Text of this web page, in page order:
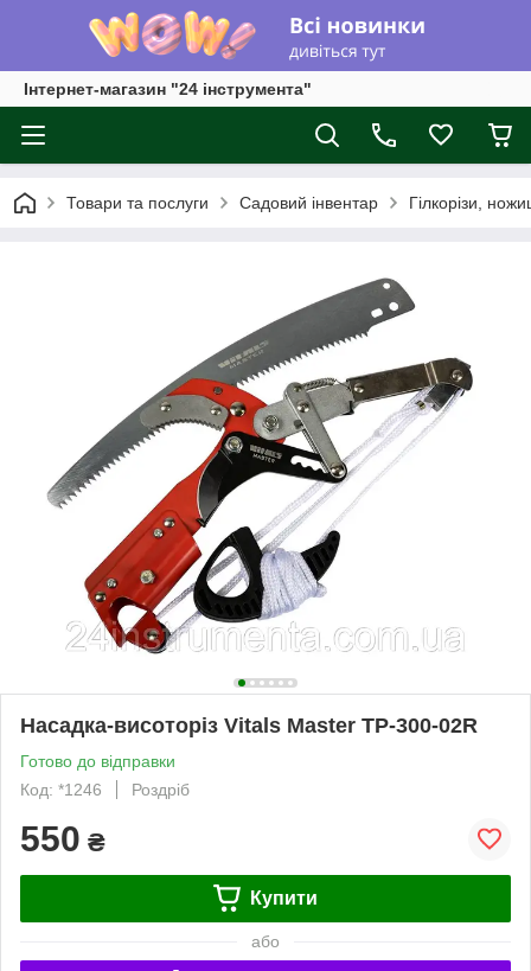
Інтернет-магазин "24 інструмента"
Товари та послуги Садовий інвентар Гілкорізи,
Насадка-висоторіз Vitals Master TP-300-02R
Готово до відправки
Код: *1246
Роздріб
550 ₴
Купити
або